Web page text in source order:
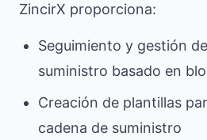
ZincirX proporciona:
Seguimiento y gestión
suministro basado en
Creación de plantillas
cadena de suministro